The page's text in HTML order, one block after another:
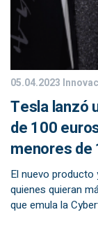
05.04.2023
Tesla lanzó
de 100
menores de
El nuevo producto
quienes quieran
que emula la